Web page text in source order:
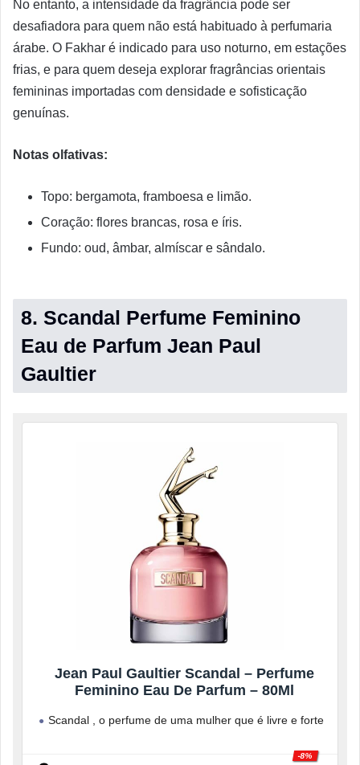
No entanto, a intensidade da fragrância pode ser
desafiadora para quem não está habituado à perfumaria
árabe. O Fakhar é indicado para uso noturno, em estações
frias, e para quem deseja explorar fragrâncias orientais
femininas importadas com densidade e sofisticação
genuínas.
Notas olfativas:
Topo: bergamota, framboesa e limão.
Coração: flores brancas, rosa e íris.
Fundo: oud, âmbar, almíscar e sândalo.
8. Scandal Perfume Feminino
Eau de Parfum Jean Paul
Gaultier
Jean Paul Gaultier Scandal – Perfume
Feminino Eau De Parfum – 80Ml
Scandal , o perfume de uma mulher que é livre e forte
-8%